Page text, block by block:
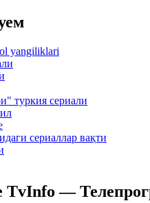
yangiliklari
туркия сериали
сериаллар вақти
TvInfo —